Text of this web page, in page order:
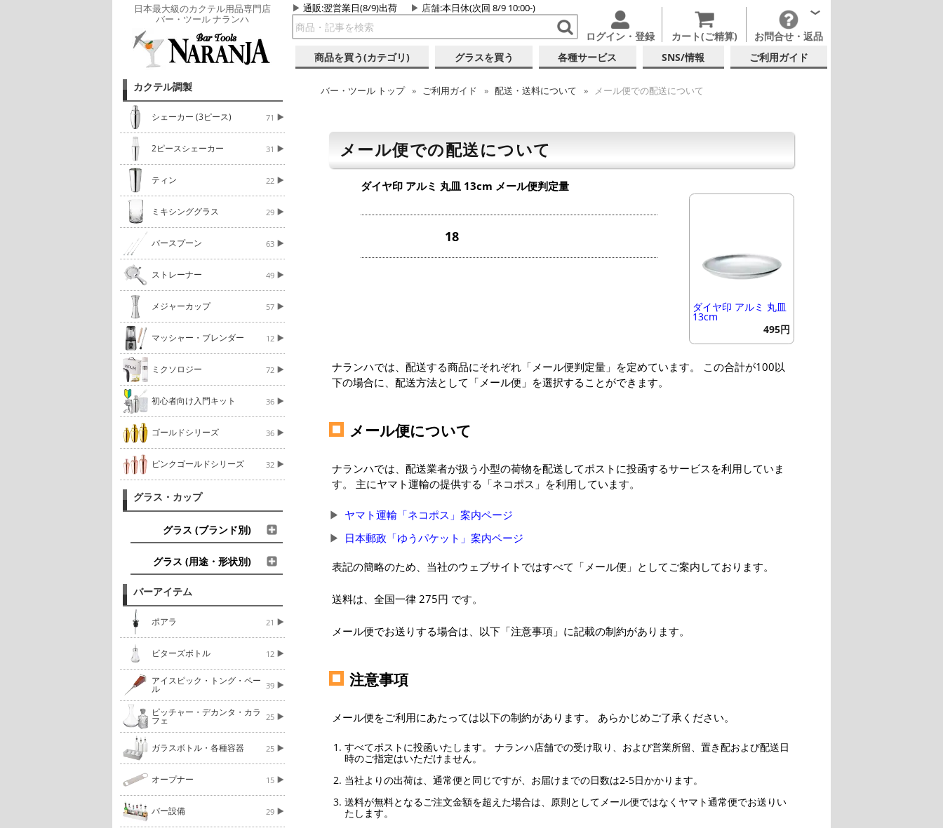
日本最大級のカクテル用品専門店
バー・ツール ナランハ
通販:翌営業日(8/9)出荷 店舗:本日休(次回 8/9 10:00-)
ログイン・登録 カート(ご精算) お問合せ・返品
商品を買う(カテゴリ) グラスを買う 各種サービス SNS/情報 ご利用ガイド
カクテル調製
シェーカー (3ピース) 71
2ピースシェーカー 31
ティン 22
ミキシンググラス 29
バースプーン 63
ストレーナー 49
メジャーカップ 57
マッシャー・ブレンダー 12
ミクソロジー 72
初心者向け入門キット 36
ゴールドシリーズ 36
ピンクゴールドシリーズ 32
グラス・カップ
グラス (ブランド別)
グラス (用途・形状別)
バーアイテム
ポアラ 21
ビターズボトル 12
アイスピック・トング・ペー
ル 39
ピッチャー・デカンタ・カラ
フェ 25
ガラスボトル・各種容器 25
オープナー 15
バー設備 29
バー・ツールトップ ご利用ガイド 配送・送料について メール便での配送について
メール便での配送について
ダイヤ印 アルミ 丸皿 13cm メール便判定量
18
ダイヤ印 アルミ 丸皿
13cm
495円
ナランハでは、配送する商品にそれぞれ「メール便判定量」を定めています。 この合計が100以
下の場合に、配送方法として「メール便」を選択することができます。
メール便について
ナランハでは、配送業者が扱う小型の荷物を配送してポストに投函するサービスを利用していま
す。 主にヤマト運輸の提供する「ネコポス」を利用しています。
ヤマト運輸「ネコポス」案内ページ
日本郵政「ゆうパケット」案内ページ
表記の簡略のため、当社のウェブサイトではすべて「メール便」としてご案内しております。
送料は、全国一律 275円 です。
メール便でお送りする場合は、以下「注意事項」に記載の制約があります。
注意事項
メール便をご利用にあたっては以下の制約があります。 あらかじめご了承ください。
すべてポストに投函いたします。 ナランハ店舗での受け取り、および営業所留、置き配および配送日
時のご指定はいただけません。
当社よりの出荷は、通常便と同じですが、お届けまでの日数は2-5日かかります。
送料が無料となるご注文金額を超えた場合は、原則としてメール便ではなくヤマト通常便でお送りい
たします。